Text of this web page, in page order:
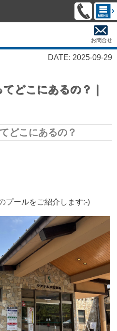
お問合せ
DATE: 2025-09-29
どこにあるの？｜
どこにあるの？
プールをご紹介します:-)